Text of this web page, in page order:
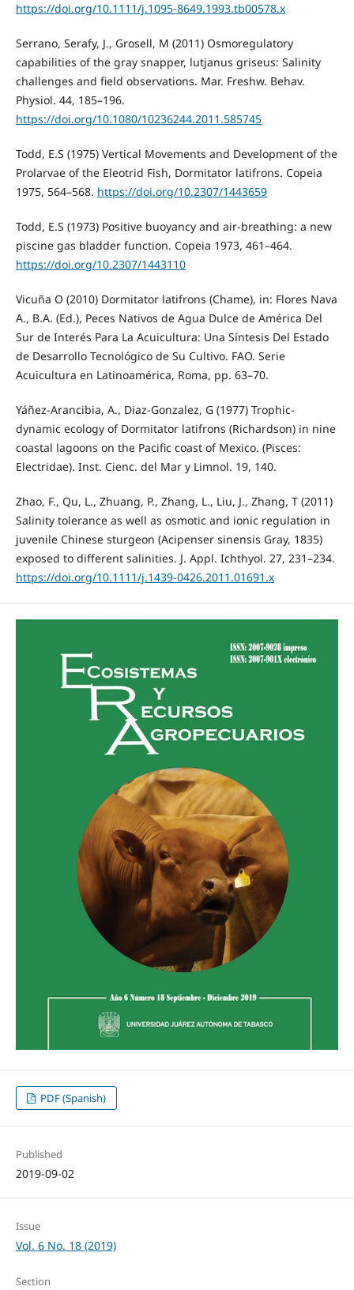
https://doi.org/10.1111/j.1095-8649.1993.tb00578.x
Serrano, Serafy, J., Grosell, M (2011) Osmoregulatory
capabilities of the gray snapper, lutjanus griseus: Salinity
challenges and field observations. Mar. Freshw. Behav.
Physiol. 44, 185–196.
https://doi.org/10.1080/10236244.2011.585745
Todd, E.S (1975) Vertical Movements and Development of the
Prolarvae of the Eleotrid Fish, Dormitator latifrons. Copeia
1975, 564–568. https://doi.org/10.2307/1443659
Todd, E.S (1973) Positive buoyancy and air-breathing: a new
piscine gas bladder function. Copeia 1973, 461–464.
https://doi.org/10.2307/1443110
Vicuña O (2010) Dormitator latifrons (Chame), in: Flores Nava
A., B.A. (Ed.), Peces Nativos de Agua Dulce de América Del
Sur de Interés Para La Acuicultura: Una Síntesis Del Estado
de Desarrollo Tecnológico de Su Cultivo. FAO. Serie
Acuicultura en Latinoamérica, Roma, pp. 63–70.
Yáñez-Arancibia, A., Diaz-Gonzalez, G (1977) Trophic-
dynamic ecology of Dormitator latifrons (Richardson) in nine
coastal lagoons on the Pacific coast of Mexico. (Pisces:
Electridae). Inst. Cienc. del Mar y Limnol. 19, 140.
Zhao, F., Qu, L., Zhuang, P., Zhang, L., Liu, J., Zhang, T (2011)
Salinity tolerance as well as osmotic and ionic regulation in
juvenile Chinese sturgeon (Acipenser sinensis Gray, 1835)
exposed to different salinities. J. Appl. Ichthyol. 27, 231–234.
https://doi.org/10.1111/j.1439-0426.2011.01691.x
PDF (Spanish)
Published
2019-09-02
Issue
Vol. 6 No. 18 (2019)
Section